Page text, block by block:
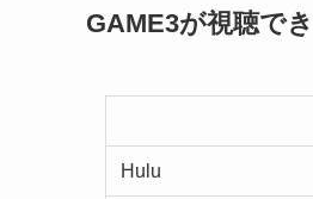
GAME3が視聴で
Hulu